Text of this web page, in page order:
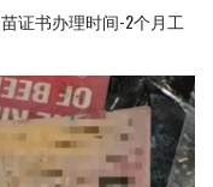
证书办理时间-2个月工